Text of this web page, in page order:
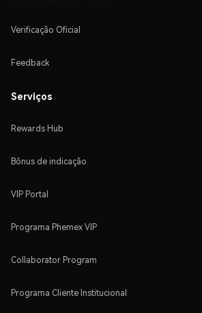
Verificação Oficial
Feedback
Serviços
Rewards Hub
Bônus de indicação
VIP Portal
Programa Phemex VIP
Collaborator Program
Programa Cliente Institucional